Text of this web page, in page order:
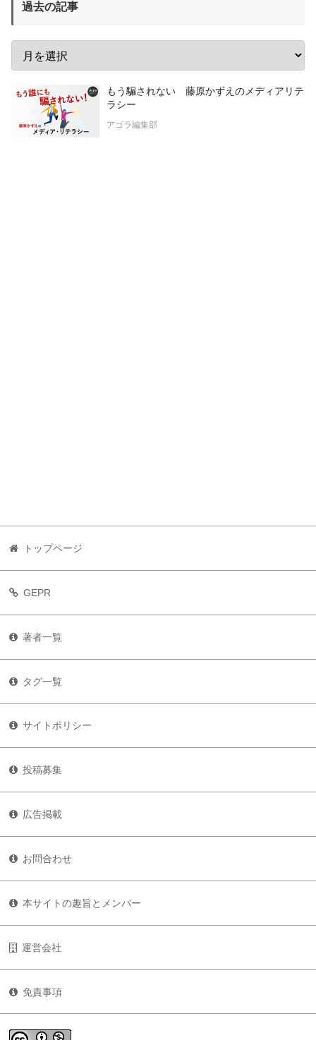
過去の記事
もう騙されない 藤原かずえのメディアリテ
ラシー
アゴラ編集部
トップページ
GEPR
著者一覧
タグ一覧
サイトポリシー
投稿募集
広告掲載
お問合わせ
本サイトの趣旨とメンバー
運営会社
免責事項